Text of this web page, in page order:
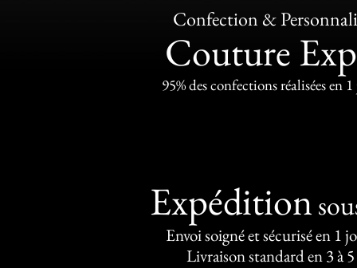
Confection &
Couture
95% des confections réalisées en
Expédition
Envoi soigné et sécurisé en 1
Livraison standard en 3 à